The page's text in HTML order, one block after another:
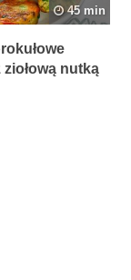
45 min
nutką